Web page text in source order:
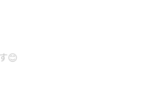
😊